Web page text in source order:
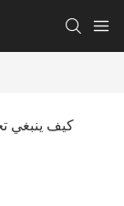
كيف ينبغي